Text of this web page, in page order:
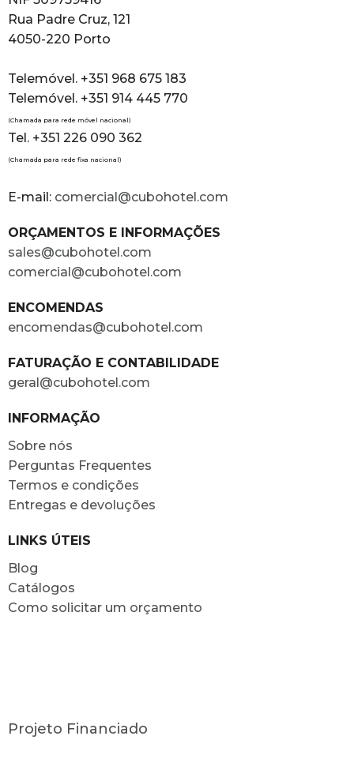
Rua Padre Cruz, 121
4050-220 Porto
Telemóvel. +351 968 675 183
Telemóvel. +351 914 445 770
(Chamada para rede móvel nacional)
Tel. +351 226 090 362
(Chamada para rede fixa nacional)
E-mail: comercial@cubohotel.com
ORÇAMENTOS E INFORMAÇÕES
sales@cubohotel.com
comercial@cubohotel.com
ENCOMENDAS
encomendas@cubohotel.com
FATURAÇÃO E CONTABILIDADE
geral@cubohotel.com
INFORMAÇÃO
Sobre nós
Perguntas Frequentes
Termos e condições
Entregas e devoluções
LINKS ÚTEIS
Blog
Catálogos
Como solicitar um orçamento
Projeto Financiado